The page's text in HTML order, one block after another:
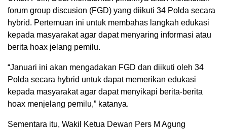
forum group discusion (FGD) yang diikuti 34 Polda secara
hybrid. Pertemuan ini untuk membahas langkah edukasi
kepada masyarakat agar dapat menyaring informasi atau
berita hoax jelang pemilu.
“Januari ini akan mengadakan FGD dan diikuti oleh 34
Polda secara hybrid untuk dapat memerikan edukasi
kepada masyarakat agar dapat menyikapi berita-berita
hoax menjelang pemilu,” katanya.
Sementara itu, Wakil Ketua Dewan Pers M Agung